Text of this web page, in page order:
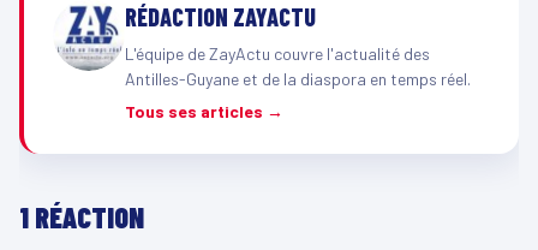
RÉDACTION ZAYACTU
L'équipe de ZayActu couvre l'actualité des
Antilles-Guyane et de la diaspora en temps réel.
Tous ses articles →
1 RÉACTION